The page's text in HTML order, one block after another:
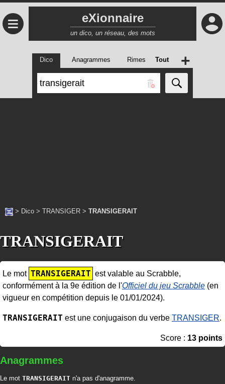
≡ eXionnaire
un dico, un réseau, des mots
Dico Anagrammes Rimes Tout +
> Dico > TRANSIGER > TRANSIGERAIT
TRANSIGERAIT
Le mot TRANSIGERAIT est valable au Scrabble,
conformément à la 9e édition de l'Officiel du jeu Scrabble (en
vigueur en compétition depuis le 01/01/2024).
TRANSIGERAIT est une conjugaison du verbe TRANSIGER.
Score : 13 points
Anagrammes
Le mot TRANSIGERAIT n'a pas d'anagramme.